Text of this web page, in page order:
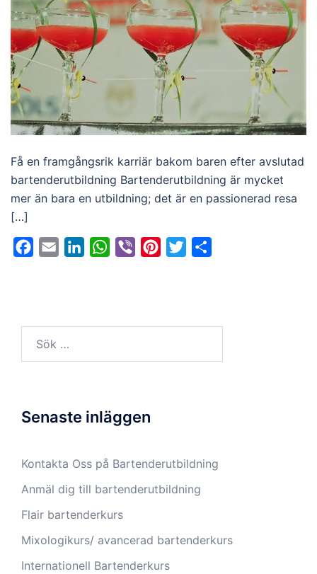
Få en framgångsrik karriär bakom baren efter avslutad
bartenderutbildning Bartenderutbildning är mycket
mer än bara en utbildning; det är en passionerad resa
[…]
Facebook
Email LinkedInWhatsApp
Viber Pinterest
Twitter
Senaste inläggen
Kontakta Oss på Bartenderutbildning
Anmäl dig till bartenderutbildning
Flair bartenderkurs
Mixologikurs/ avancerad bartenderkurs
Internationell Bartenderkurs​